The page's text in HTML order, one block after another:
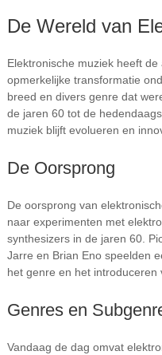
De Wereld van
Elektronische muziek heeft
opmerkelijke transformatie
breed en divers genre dat
de jaren 60 tot de
muziek blijft evolueren en
De Oorsprong
De oorsprong van
naar experimenten met
synthesizers in de jaren 60.
Jarre en Brian Eno speelden
het genre en het
Genres en
Vandaag de dag omvat